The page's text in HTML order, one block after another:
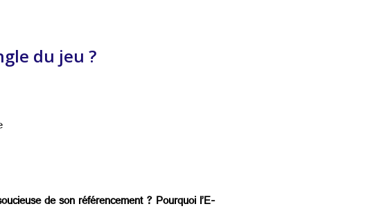
du jeu ?
de son référencement ? Pourquoi l’E-